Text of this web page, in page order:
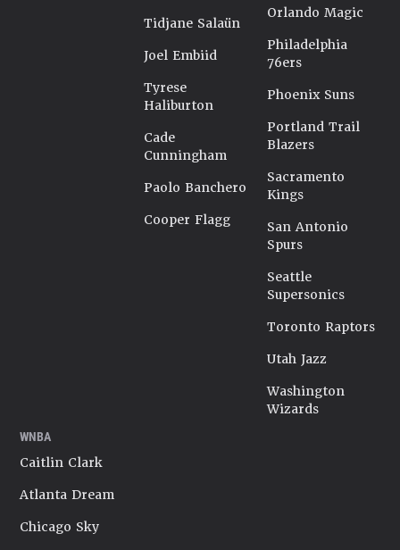
Tidjane Salaün
Joel Embiid
Tyrese
Haliburton
Cade
Cunningham
Paolo Banchero
Cooper Flagg
Orlando Magic
Philadelphia
76ers
Phoenix Suns
Portland Trail
Blazers
Sacramento
Kings
San Antonio
Spurs
Seattle
Supersonics
Toronto Raptors
Utah Jazz
Washington
Wizards
WNBA
Caitlin Clark
Atlanta Dream
Chicago Sky